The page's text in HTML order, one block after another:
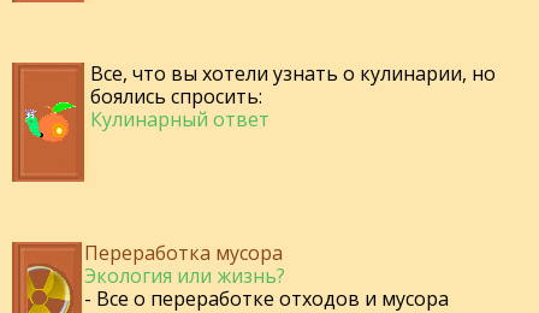
Все, что вы хотели узнать о кулинарии, но
боялись спросить:
Кулинарный ответ
Переработка мусора
Экология или жизнь?
- Все о переработке отходов и мусора